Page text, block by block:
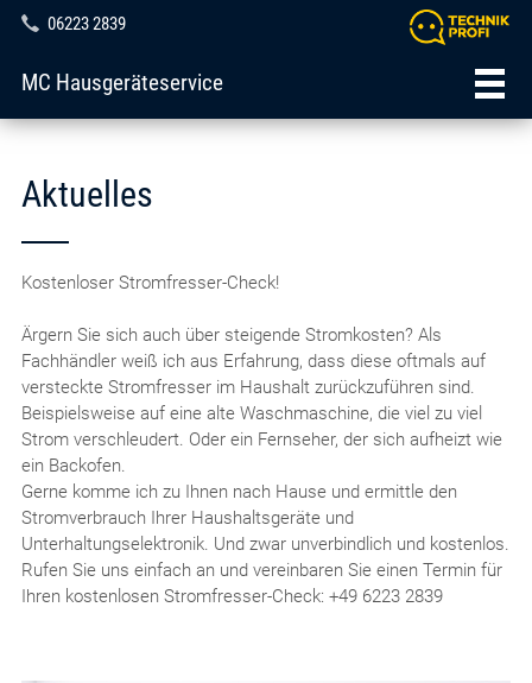
06223 2839
MC Hausgeräteservice
Aktuelles
Kostenloser Stromfresser-Check!
Ärgern Sie sich auch über steigende Stromkosten? Als
Fachhändler weiß ich aus Erfahrung, dass diese oftmals auf
versteckte Stromfresser im Haushalt zurückzuführen sind.
Beispielsweise auf eine alte Waschmaschine, die viel zu viel
Strom verschleudert. Oder ein Fernseher, der sich aufheizt wie
ein Backofen.
Gerne komme ich zu Ihnen nach Hause und ermittle den
Stromverbrauch Ihrer Haushaltsgeräte und
Unterhaltungselektronik. Und zwar unverbindlich und kostenlos.
Rufen Sie uns einfach an und vereinbaren Sie einen Termin für
Ihren kostenlosen Stromfresser-Check: +49 6223 2839